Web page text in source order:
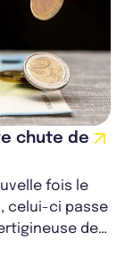
chute de
fois le
celui-ci passe
de